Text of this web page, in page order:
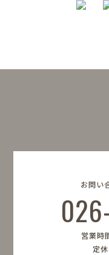
お問い
営業時
定